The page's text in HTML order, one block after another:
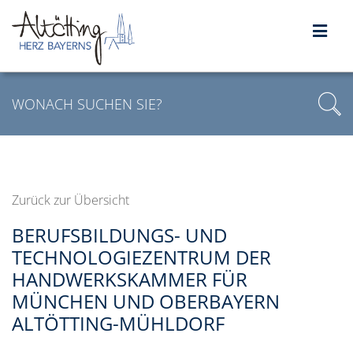
Zurück zur Übersicht
BERUFSBILDUNGS- UND
TECHNOLOGIEZENTRUM DER
HANDWERKSKAMMER FÜR
MÜNCHEN UND OBERBAYERN
ALTÖTTING-MÜHLDORF